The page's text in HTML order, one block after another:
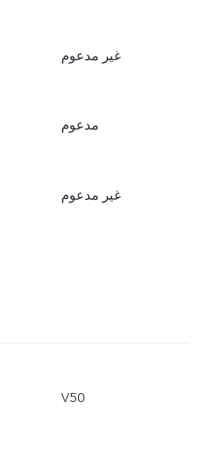
غير مدعوم
مدعوم
غير مدعوم
V50